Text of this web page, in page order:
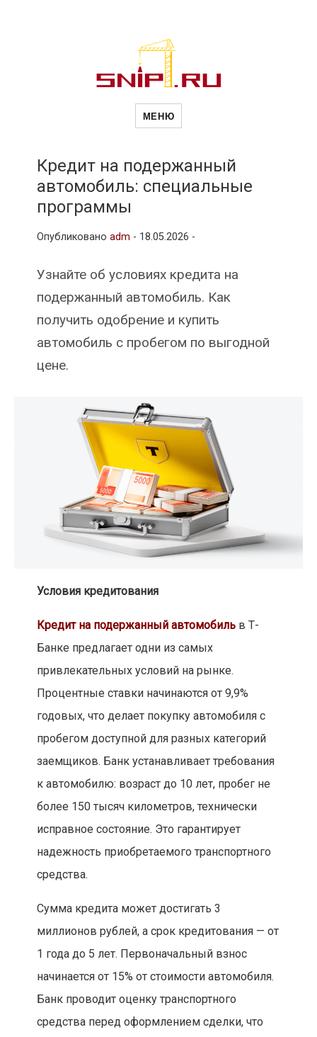
Новости
и
другие связанные со стройкой
рубрики
МЕНЮ
Кредит на подержанный
автомобиль: специальные
программы
Опубликовано adm - 18.05.2026 -
Узнайте об условиях кредита на
подержанный автомобиль. Как
получить одобрение и купить
автомобиль с пробегом по выгодной
цене.
Условия кредитования
Кредит на подержанный автомобильв Т-
Банке предлагает одни из самых
привлекательных условий на рынке.
Процентные ставки начинаются от 9,9%
годовых, что делает покупку автомобиля с
пробегом доступной для разных категорий
заемщиков. Банк устанавливает требования
к автомобилю: возраст до 10 лет, пробег не
более 150 тысяч километров, технически
исправное состояние. Это гарантирует
надежность приобретаемого транспортного
средства.
Сумма кредита может достигать 3
миллионов рублей, а срок кредитования — от
1 года до 5 лет. Первоначальный взнос
начинается от 15% от стоимости автомобиля.
Банк проводит оценку транспортного
средства перед оформлением сделки, что